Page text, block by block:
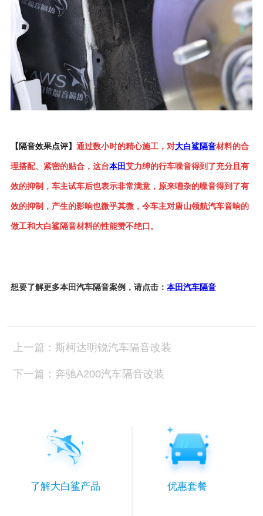
【隔音效果点评】 通过数小时的精心施工，对大白鲨隔音材料的合
理搭配、紧密的贴合，这台本田艾力绅的行车噪音得到了充分且有
效的抑制，车主试车后也表示非常满意，原来嘈杂的噪音得到了有
效的抑制，产生的影响也微乎其微，令车主对唐山领航汽车音响的
做工和大白鲨隔音材料的性能赞不绝口。
想要了解更多本田汽车隔音案例，请点击： 本田汽车隔音
上一篇：斯柯达明锐汽车隔音改装
下一篇：奔驰A200汽车隔音改装
了解大白鲨产品 优惠套餐